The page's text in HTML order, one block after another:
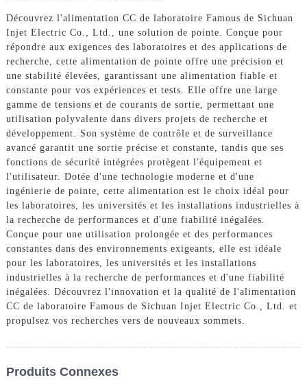
Découvrez l'alimentation CC de laboratoire Famous de Sichuan
Injet Electric Co., Ltd., une solution de pointe. Conçue pour
répondre aux exigences des laboratoires et des applications de
recherche, cette alimentation de pointe offre une précision et
une stabilité élevées, garantissant une alimentation fiable et
constante pour vos expériences et tests. Elle offre une large
gamme de tensions et de courants de sortie, permettant une
utilisation polyvalente dans divers projets de recherche et
développement. Son système de contrôle et de surveillance
avancé garantit une sortie précise et constante, tandis que ses
fonctions de sécurité intégrées protègent l'équipement et
l'utilisateur. Dotée d'une technologie moderne et d'une
ingénierie de pointe, cette alimentation est le choix idéal pour
les laboratoires, les universités et les installations industrielles à
la recherche de performances et d'une fiabilité inégalées.
Conçue pour une utilisation prolongée et des performances
constantes dans des environnements exigeants, elle est idéale
pour les laboratoires, les universités et les installations
industrielles à la recherche de performances et d'une fiabilité
inégalées. Découvrez l'innovation et la qualité de l'alimentation
CC de laboratoire Famous de Sichuan Injet Electric Co., Ltd. et
propulsez vos recherches vers de nouveaux sommets.
Produits Connexes